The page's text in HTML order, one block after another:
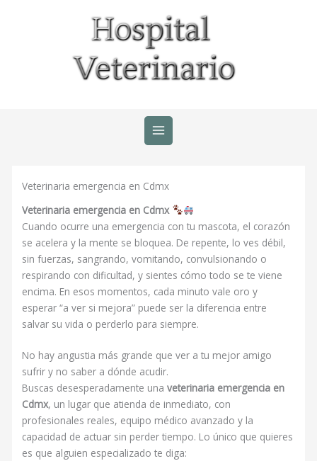
Veterinaria emergencia en Cdmx
Veterinaria emergencia en Cdmx
Cuando ocurre una emergencia con tu mascota, el corazón
se acelera y la mente se bloquea. De repente, lo ves débil,
sin fuerzas, sangrando, vomitando, convulsionando o
respirando con dificultad, y sientes cómo todo se te viene
encima. En esos momentos, cada minuto vale oro y
esperar “a ver si mejora” puede ser la diferencia entre
salvar su vida o perderlo para siempre.
No hay angustia más grande que ver a tu mejor amigo
sufrir y no saber a dónde acudir.
Buscas desesperadamente unaveterinaria emergencia en
Cdmx, un lugar que atienda de inmediato, con
profesionales reales, equipo médico avanzado y la
capacidad de actuar sin perder tiempo. Lo único que quieres
es que alguien especializado te diga: